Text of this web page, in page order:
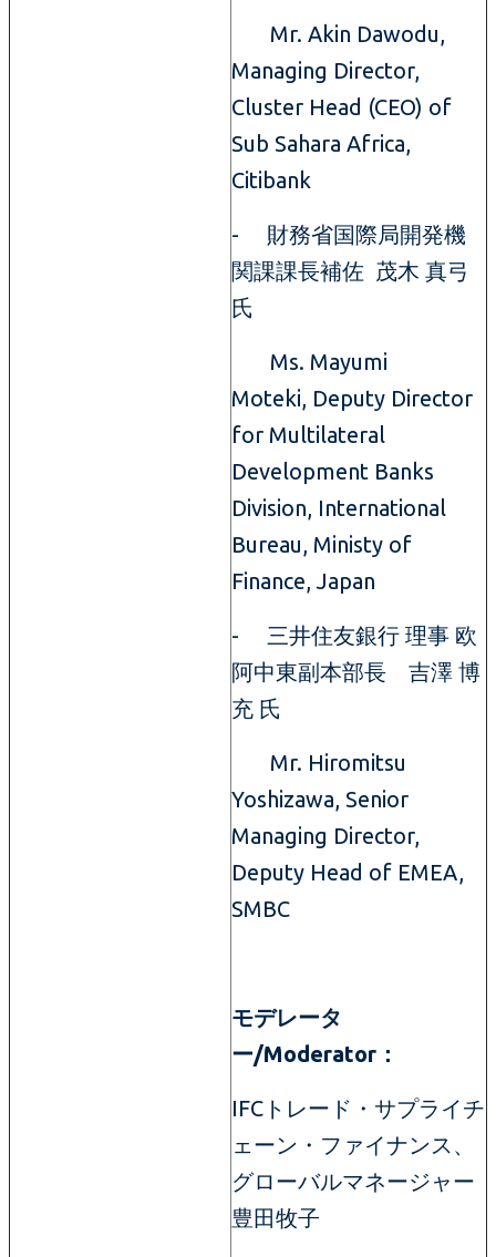
Mr. Akin Dawodu,
Managing Director,
Cluster Head (CEO) of
Sub Sahara Africa,
Citibank
- 財務省国際局開発機
関課課長補佐 茂木 真弓
氏
Ms. Mayumi
Moteki, Deputy Director
for Multilateral
Development Banks
Division, International
Bureau, Ministy of
Finance, Japan
- 三井住友銀行 理事 欧
阿中東副本部長 吉澤 博
充 氏
Mr. Hiromitsu
Yoshizawa, Senior
Managing Director,
Deputy Head of EMEA,
SMBC
モデレータ
ー/Moderator：
IFCトレード・サプライチ
ェーン・ファイナンス、
グローバルマネージャー
豊田牧子